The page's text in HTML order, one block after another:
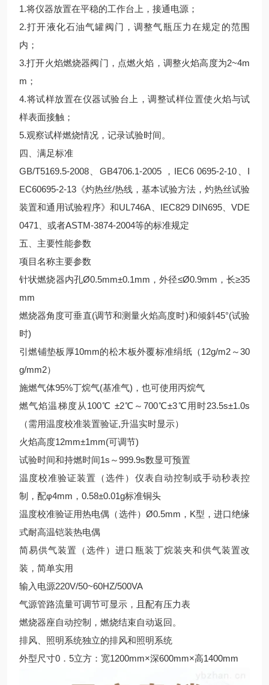
1.将仪器放置在平稳的工作台上，接通电源；
2.打开液化石油气罐阀门，调整气瓶压力在规定的范围
内；
3.打开火焰燃烧器阀门，点燃火焰，调整火焰高度为2~4m
m；
4.将试样放置在仪器试验台上，调整试样位置使火焰与试
样表面接触；
5.观察试样燃烧情况，记录试验时间。
四、满足标准
GB/T5169.5-2008、GB4706.1-2005 ，IEC6 0695-2-10、I
EC60695-2-13《灼热丝/热线，基本试验方法，灼热丝试验
装置和通用试验程序》和UL746A、IEC829 DIN695、VDE
0471、或者ASTM-3874-2004等的标准规定
五、主要性能参数
项目名称主要参数
针状燃烧器内孔Ø0.5mm±0.1mm，外径≤Ø0.9mm，长≥35
mm
燃烧器角度可垂直(调节和测量火焰高度时)和倾斜45°(试验
时)
引燃铺垫板厚10mm的松木板外覆标准绢纸（12g/m2～30
g/mm2）
施燃气体95%丁烷气(基准气)，也可使用丙烷气
燃气焰温梯度从100℃ ±2℃～700℃±3℃用时23.5s±1.0s
（需用温度校准装置验证,升温实时显示）
火焰高度12mm±1mm(可调节)
试验时间和持燃时间1s～999.9s数显可预置
温度校准验证装置（选件）仪表自动控制或手动秒表控
制，配φ4mm，0.58±0.01g标准铜头
温度校准验证用热电偶（选件）Ø0.5mm，K型，进口绝缘
式耐高温铠装热电偶
简易供气装置（选件）进口瓶装丁烷装夹和供气装置改
装，简单实用
输入电源220V/50~60HZ/500VA
气源管路流量可调节可显示，且配有压力表
燃烧器座自动控制，燃烧结束自动返回。
排风、照明系统独立的排风和照明系统
外型尺寸0．5立方：宽1200mm×深600mm×高1400mm